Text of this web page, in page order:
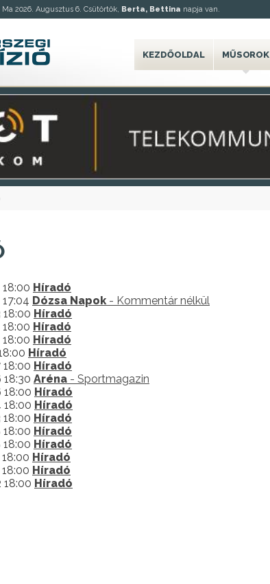
Ma 2026. Augusztus 6. Csütörtök, Berta, Bettina napja van.
KEZDŐOLDAL MŰSOROK
Híradó
Dózsa Napok - Kommentár nélkül
Híradó
Híradó
Híradó
Híradó
Híradó
Aréna - Sportmagazin
Híradó
Híradó
Híradó
Híradó
Híradó
Híradó
Híradó
Híradó